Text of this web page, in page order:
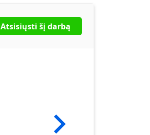
Atsisiųsti šį darbą